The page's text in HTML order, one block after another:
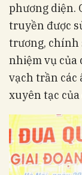
phương diện.
truyền được
trương, chính
nhiệm vụ của
vạch trần các
xuyên tạc